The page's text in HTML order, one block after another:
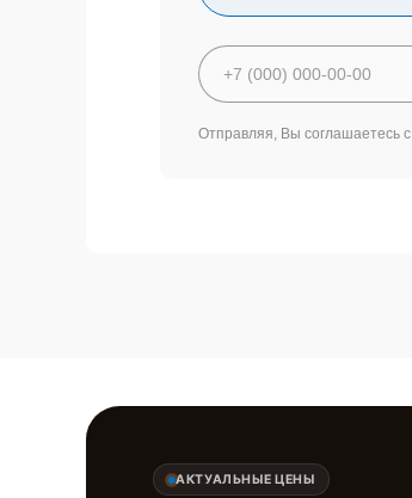
Отправляя, Вы соглашаетесь с
АКТУАЛЬНЫЕ ЦЕНЫ